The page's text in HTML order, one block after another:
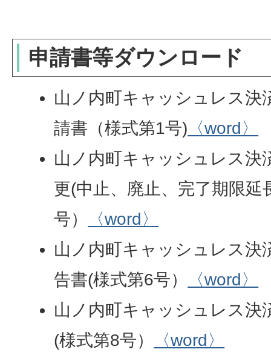
申請書等ダウンロード
山ノ内町キャッシュレス決
請書（様式第1号) 〈word〉
山ノ内町キャッシュレス決
更(中止、廃止、完了期限延
号）
〈word〉
山ノ内町キャッシュレス決
告書(様式第6号）
〈word〉
山ノ内町キャッシュレス決
(様式第8号）
〈word〉